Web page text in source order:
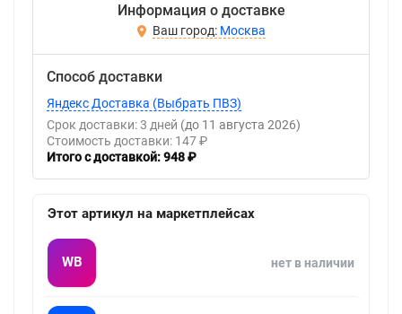
Информация о доставке
Москва
Способ доставки
Яндекс Доставка (Выбрать ПВЗ)
Срок доставки: 3 дней (до 11 августа 2026)
Стоимость доставки: 147 ₽
Итого с доставкой: 948 ₽
Этот артикул на маркетплейсах
WB нет в наличии